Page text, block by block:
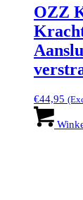
OZZ
€44,95